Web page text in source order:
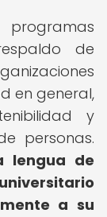
de
en general,
y
personas.
lengua de
a su